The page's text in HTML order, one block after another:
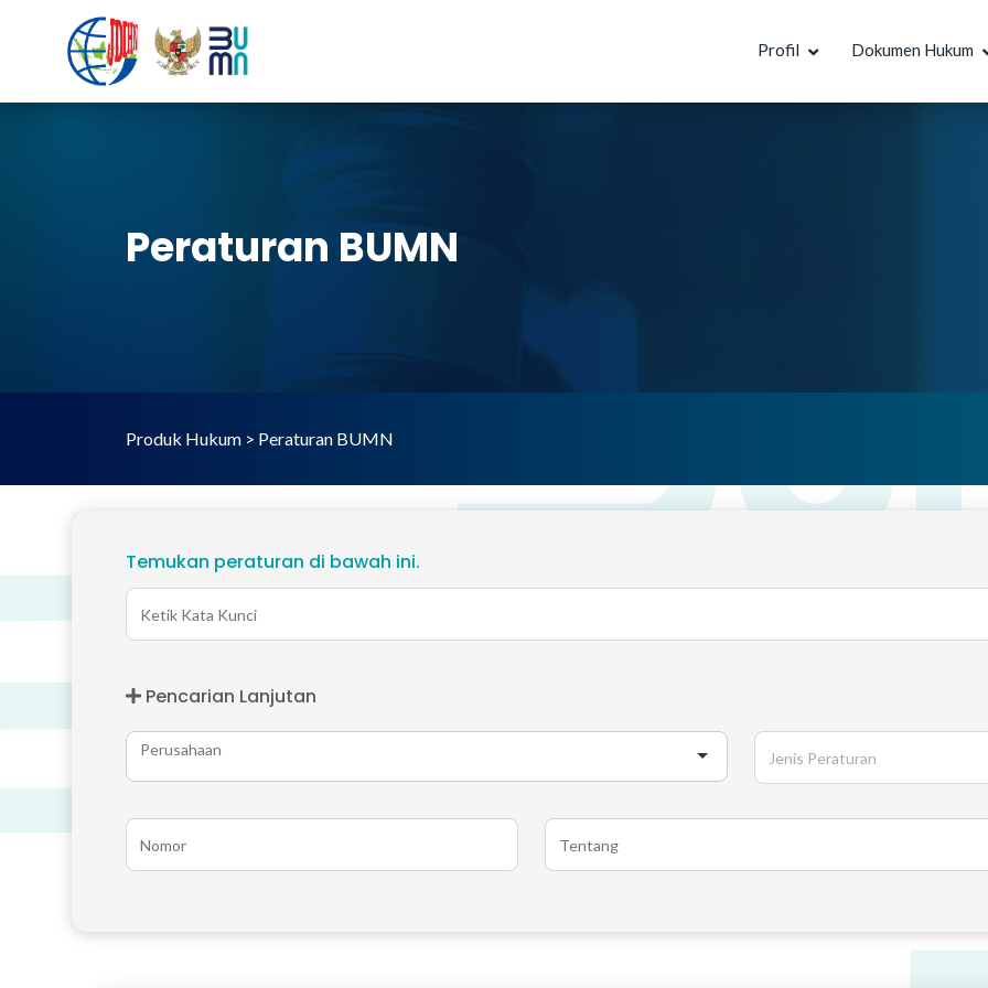
Profil Dokumen Hukum
Peraturan BUMN
Produk Hukum > Peraturan BUMN
Temukan peraturan di bawah ini.
Pencarian Lanjutan